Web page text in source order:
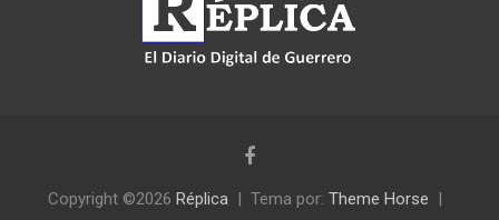
Copyright ©2026 Réplica Tema por: Theme Horse